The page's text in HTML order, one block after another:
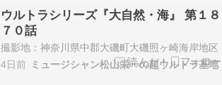
ッスンピアノ・ソルフェージュ教室 カンタービレ
ブログにお越し頂き誠にありがとうございます。
☆:;;…
ウルトラシリーズ『大自然・海』 第１８
７０話
撮影地：神奈川県中郡大磯町大磯照ヶ崎海岸地区
4日前
ミュージシャン松山栄一の超ウルトラ基地